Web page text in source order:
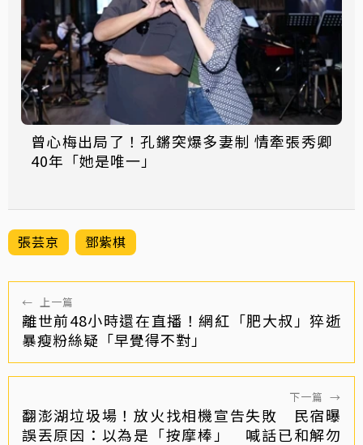
曾心梅出局了！孔鏘突爆多妻制 情牽張秀卿
40年「她是唯一」
張芸京 鄧紫棋
← 上一篇
離世前48小時還在直播！網紅「肥大叔」猝逝
暴瘦粉絲疑「早覺得不對」
下一篇 →
翻澎湖垃圾場！放火找相機宣告失敗 民宿曝
誤丟原因：以為是「按摩棒」 喊話已和解勿